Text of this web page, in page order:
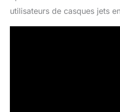
utilisateurs de casques jets